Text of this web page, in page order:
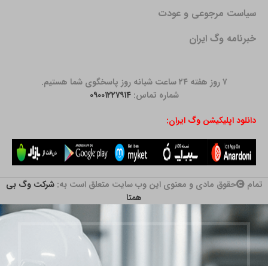
سیاست مرجوعی و عودت
خبرنامه وگ ایران
۷ روز هفته ۲۴ ساعت شبانه روز پاسخگوی شما هستیم.
شماره تماس:۰۹۰۰۱۲۲۷۹۱۴
دانلود اپلیکیشن وگ ایران:
تمام حقوق مادی و معنوی این وب سایت متعلق است به:شرکت وگ بی
همتا